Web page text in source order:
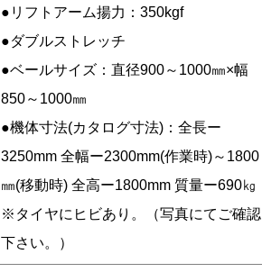
●リフトアーム揚力：350kgf
●ダブルストレッチ
●ベールサイズ：直径900～1000㎜×幅
850～1000㎜
●機体寸法(カタログ寸法)：全長ー
3250mm 全幅ー2300mm(作業時)～1800
㎜(移動時) 全高ー1800mm 質量ー690㎏
※タイヤにヒビあり。（写真にてご確認
下さい。）